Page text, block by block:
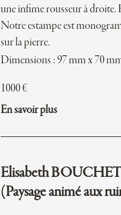
une infime rousseur à droite.
Notre estampe est
sur la pierre.
Dimensions : 97 mm x 70
1000€
En savoir plus
Elisabeth
(Paysage animé aux